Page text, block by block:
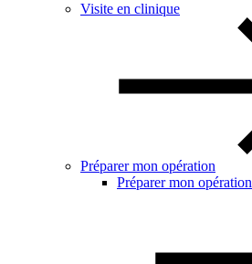
Visite en clinique
Préparer mon opération
Préparer mon opération